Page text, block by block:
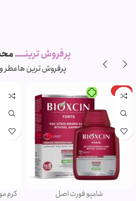
پرفروش ترینـــــ
پرفروش ترین هاعطر
-5%
شامپو روغن آرگان
-11%